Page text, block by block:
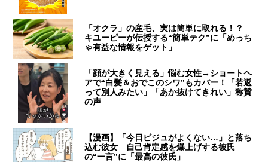
「オクラ」の産毛、実は簡単に取れる！？
キユーピーが伝授する“簡単テク”に「めっち
ゃ有益な情報をゲット」
「顔が大きく見える」悩む女性→ショートヘ
アで“白髪＆おでこのシワ”もカバー！「若返
って別人みたい」「あか抜けてきれい」称賛
の声
【漫画】「今日ビジュがよくない…」と落ち
込む彼女 自己肯定感を爆上げする彼氏
の“一言”に「最高の彼氏」